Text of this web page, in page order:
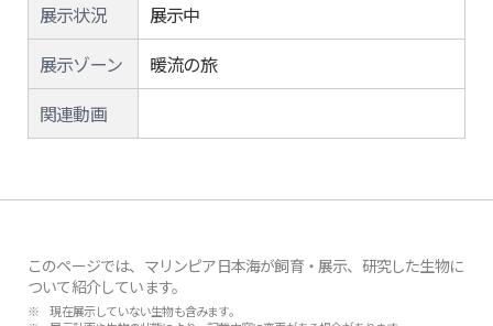
展示状況
展示中
展示ゾーン
暖流の旅
関連動画
このページでは、マリンピア日本海が飼育・展示、研究した生物に
ついて紹介しています。
※ 現在展示していない生物も含みます。